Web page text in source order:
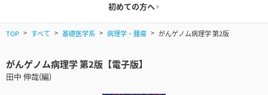
初めての方へ
TOP すべて 基礎医学系 病理学・腫瘍 がんゲノム病理学 第2版
がんゲノム病理学 第2版【電子版】
田中 伸哉(編)